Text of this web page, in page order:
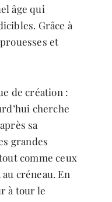
âge qui
Grâce à
et
de création :
cherche
sa
grandes
comme ceux
créneau. En
à tour le